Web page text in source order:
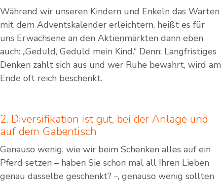
Während wir unseren Kindern und Enkeln das Warten
mit dem Adventskalender erleichtern, heißt es für
uns Erwachsene an den Aktienmärkten dann eben
auch: „Geduld, Geduld mein Kind.“ Denn: Langfristiges
Denken zahlt sich aus und wer Ruhe bewahrt, wird am
Ende oft reich beschenkt.
2. Diversifikation ist gut, bei der Anlage und
auf dem Gabentisch
Genauso wenig, wie wir beim Schenken alles auf ein
Pferd setzen – haben Sie schon mal all Ihren Lieben
genau dasselbe geschenkt? –, genauso wenig sollten